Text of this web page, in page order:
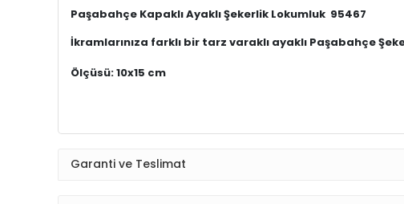
Paşabahçe Kapaklı Ayaklı Şekerlik Lokumluk 95467
İkramlarınıza farklı bir tarz varaklı ayaklı Paşabahçe
Ölçüsü: 10x15 cm
Garanti ve Teslimat